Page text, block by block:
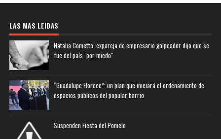
LAS MAS LEIDAS
Natalia Cometto, expareja de empresario golpeador dijo que se
fue del país "por miedo"
“Guadalupe Florece”: un plan que iniciará el ordenamiento de
espacios públicos del popular barrio
Suspenden Fiesta del Pomelo